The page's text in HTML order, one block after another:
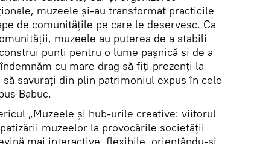
muzeele și-au transformat practicile
de comunitățile pe care le deservesc. Ca
muzeele au puterea de a stabili
punți pentru o lume pașnică și de a
cu mare drag să fiți prezenți la
savurați din plin patrimoniul expus în cele
Babuc.
„Muzeele și hub-urile creative: viitorul
muzeelor la provocările societății